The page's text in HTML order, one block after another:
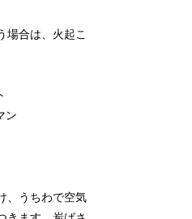
場合は、火起こ
ン
、うちわで空気